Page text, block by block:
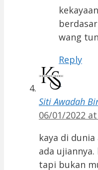
wang
Reply
Siti Awadah
06/01/2022
kaya di
ada
tapi bukan